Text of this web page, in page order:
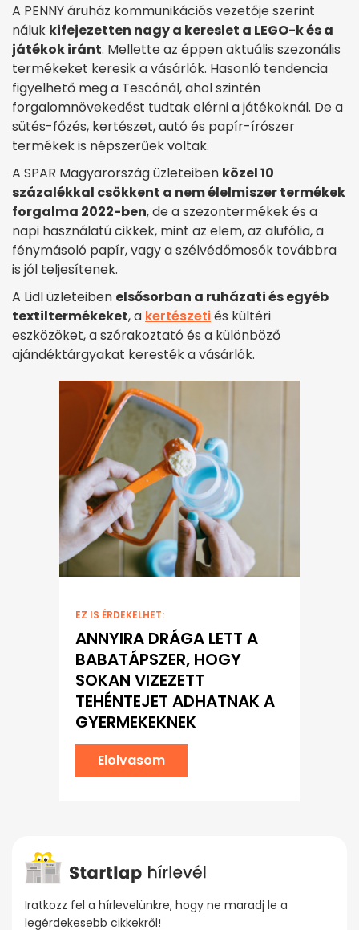
A PENNY áruház kommunikációs vezetője szerint
náluk kifejezetten nagy a kereslet a LEGO-k és a
játékok iránt. Mellette az éppen aktuális szezonális
termékeket keresik a vásárlók. Hasonló tendencia
figyelhető meg a Tescónál, ahol szintén
forgalomnövekedést tudtak elérni a játékoknál. De a
sütés-főzés, kertészet, autó és papír-írószer
termékek is népszerűek voltak.
A SPAR Magyarország üzleteiben közel 10
százalékkal csökkent a nem élelmiszer termékek
forgalma 2022-ben, de a szezontermékek és a
napi használatú cikkek, mint az elem, az alufólia, a
fénymásoló papír, vagy a szélvédőmosók továbbra
is jól teljesítenek.
A Lidl üzleteiben elsősorban a ruházati és egyéb
textiltermékeket, a kertészetiés kültéri
eszközöket, a szórakoztató és a különböző
ajándéktárgyakat keresték a vásárlók.
EZ IS ÉRDEKELHET:
ANNYIRA DRÁGA LETT A
BABATÁPSZER, HOGY
SOKAN VIZEZETT
TEHÉNTEJET ADHATNAK A
GYERMEKEKNEK
Elolvasom
Iratkozz fel a hírlevelünkre, hogy ne maradj le a
legérdekesebb cikkekről!